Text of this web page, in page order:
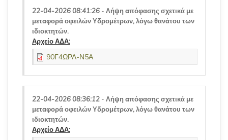
22-04-2026 08:41:26 - Λήψη απόφασης σχετικά με
μεταφορά οφειλών Υδρομέτρων, λόγω θανάτου των
ιδιοκτητών.
Αρχείο ΑΔΑ:
90Γ4ΩΡΛ-Ν5Α
22-04-2026 08:36:12 - Λήψη απόφασης σχετικά με
μεταφορά οφειλών Υδρομέτρων, λόγω θανάτου των
ιδιοκτητών.
Αρχείο ΑΔΑ: